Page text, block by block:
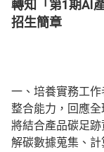
轉知「第1期AI
招生簡章
一、培養實務工
整合能力，回應
將結合產品碳足
解碳數據蒐集、